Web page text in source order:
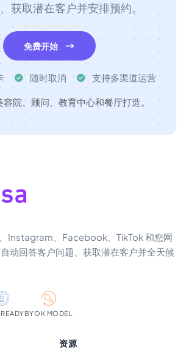
获取潜在客户并安排预约。
免费开始
随时取消 支持多渠道运营
院、顾问、教育中心和餐厅打造。
Instagram、Facebook、TikTok 和您网
动回答客户问题、获取潜在客户并全天候
BYOK MODEL
资源